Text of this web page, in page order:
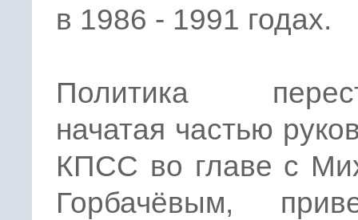
в 1986 - 1991 годах.
Политика
начатая частью
КПСС во главе с
Горбачёвым,